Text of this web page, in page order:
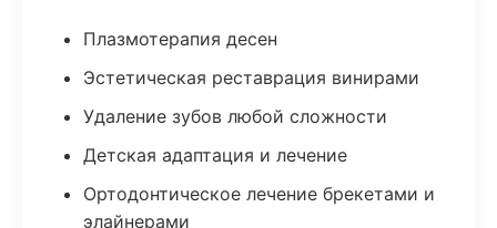
Плазмотерапия десен
Эстетическая реставрация винирами
Удаление зубов любой сложности
Детская адаптация и лечение
Ортодонтическое лечение брекетами и
элайнерами